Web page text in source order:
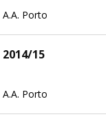
A.A. Porto
2014/15
A.A. Porto